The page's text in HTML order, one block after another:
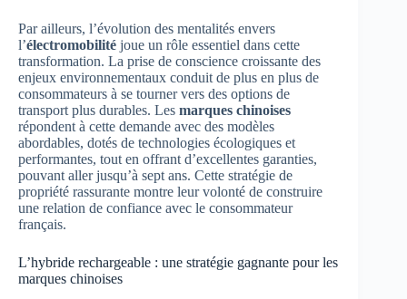
Par ailleurs, l’évolution des mentalités envers
l’électromobilité joue un rôle essentiel dans cette
transformation. La prise de conscience croissante des
enjeux environnementaux conduit de plus en plus de
consommateurs à se tourner vers des options de
transport plus durables. Les marques chinoises
répondent à cette demande avec des modèles
abordables, dotés de technologies écologiques et
performantes, tout en offrant d’excellentes garanties,
pouvant aller jusqu’à sept ans. Cette stratégie de
propriété rassurante montre leur volonté de construire
une relation de confiance avec le consommateur
français.
L’hybride rechargeable : une stratégie gagnante pour les
marques chinoises